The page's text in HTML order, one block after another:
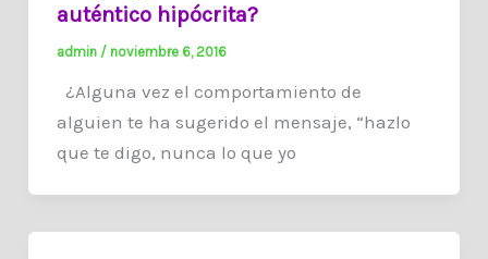
auténtico hipócrita?
admin / noviembre 6, 2016
¿Alguna vez el comportamiento de
alguien te ha sugerido el mensaje, “hazlo
que te digo, nunca lo que yo